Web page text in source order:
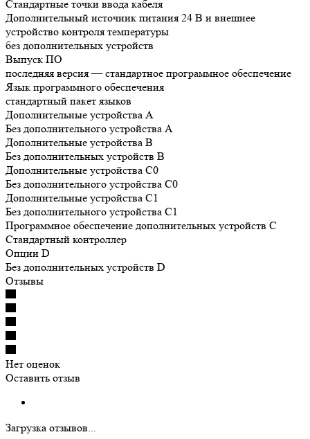
Стандартные точки ввода кабеля
Дополнительный источник питания 24 В и внешнее
устройство контроля температуры
без дополнительных устройств
Выпуск ПО
последняя версия — стандартное программное обеспечение
Язык программного обеспечения
стандартный пакет языков
Дополнительные устройства А
Без дополнительного устройства A
Дополнительные устройства B
Без дополнительных устройств B
Дополнительные устройства C0
Без дополнительного устройства C0
Дополнительные устройства C1
Без дополнительного устройства C1
Программное обеспечение дополнительных устройств С
Cтандартный контроллер
Опции D
Без дополнительных устройств D
Отзывы
Нет оценок
Оставить отзыв
Загрузка отзывов...